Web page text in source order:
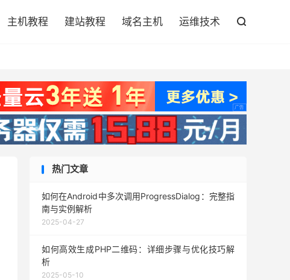
主机教程 建站教程 域名主机 运维技术 
热门文章
如何在Android中多次调用ProgressDialog：完整指
南与实例解析
2025-04-27
如何高效生成PHP二维码：详细步骤与优化技巧解
析
2025-05-10